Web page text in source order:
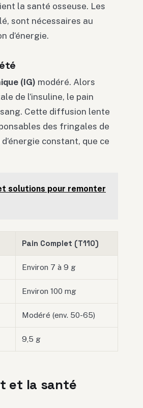
la santé osseuse. Les
sont nécessaires au
d’énergie.
(IG) modéré. Alors
de l’insuline, le pain
Cette diffusion lente
des fringales de
constant, que ce
solutions pour remonter
Pain Complet (T110)
Environ 7 à 9 g
Environ 100 mg
Modéré (env. 50-65)
9,5 g
et la santé